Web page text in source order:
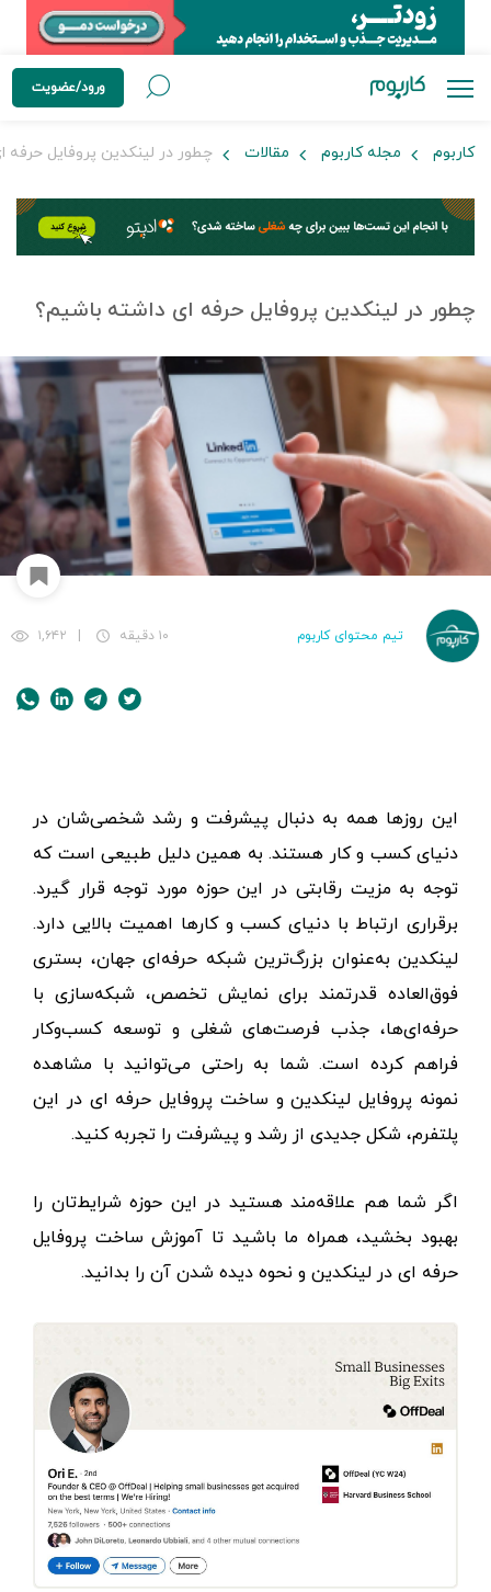
ورود/عضویت
کاربوم مجله کاربوم مقالات چطور در لینکدین پروفایل حرفه
چطور در لینکدین پروفایل حرفه ای داشته باشیم؟
تیم محتوای کاربوم ۱۰ دقیقه ۱,۶۴۲
این روزها همه به دنبال پیشرفت و رشد شخصی‌شان در
دنیای کسب و کار هستند. به همین دلیل طبیعی است که
توجه به مزیت رقابتی در این حوزه مورد توجه قرار گیرد.
برقراری ارتباط با دنیای کسب و کارها اهمیت بالایی دارد.
لینکدین به‌عنوان بزرگ‌ترین شبکه حرفه‌ای جهان، بستری
فوق‌العاده قدرتمند برای نمایش تخصص، شبکه‌سازی با
حرفه‌ای‌ها، جذب فرصت‌های شغلی و توسعه کسب‌وکار
فراهم کرده است. شما به راحتی می‌توانید با مشاهده
نمونه پروفایل لینکدینو ساخت پروفایل حرفه ای در این
پلتفرم، شکل جدیدی از رشد و پیشرفت را تجربه کنید.
اگر شما هم علاقه‌مند هستید در این حوزه شرایط‌تان را
بهبود بخشید، همراه ما باشید تا آموزش ساخت پروفایل
حرفه ای در لینکدین و نحوه دیده شدن آن را بدانید.